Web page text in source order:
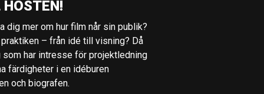
dig mer om hur film når sin publik?
– från idé till visning? Då
som har intresse för projektledning
färdigheter i en idéburen
och biografen.